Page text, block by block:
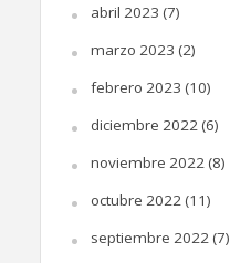
abril 2023 (7)
marzo 2023 (2)
febrero 2023 (10)
diciembre 2022 (6)
noviembre 2022 (8)
octubre 2022 (11)
septiembre 2022 (7)